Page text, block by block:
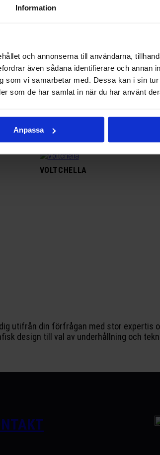
Information
och annonserna till användarna,
även sådana identifierare och annan
som vi samarbetar med. Dessa kan i sin
som de har samlat in när du har använt
Anpassa
HJÄRNFONDEN
MUSIKKVÄLL PÅ KALFJÄLL
OKQ8
TALKLY
VOLTCHELLA
utifrån din förfrågan med stor expertis
design till val av underhållning och